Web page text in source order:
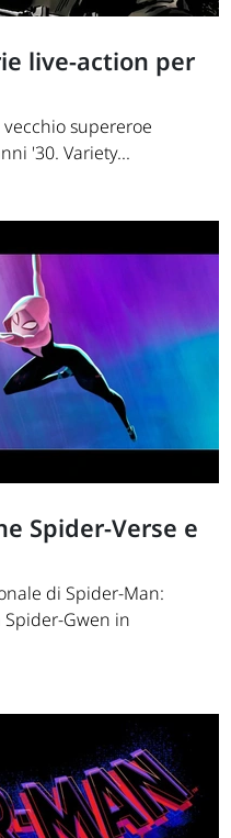
live-action per
supereroe
'30. Variety...
Spider-Verse e
di Spider-Man:
Spider-Gwen in